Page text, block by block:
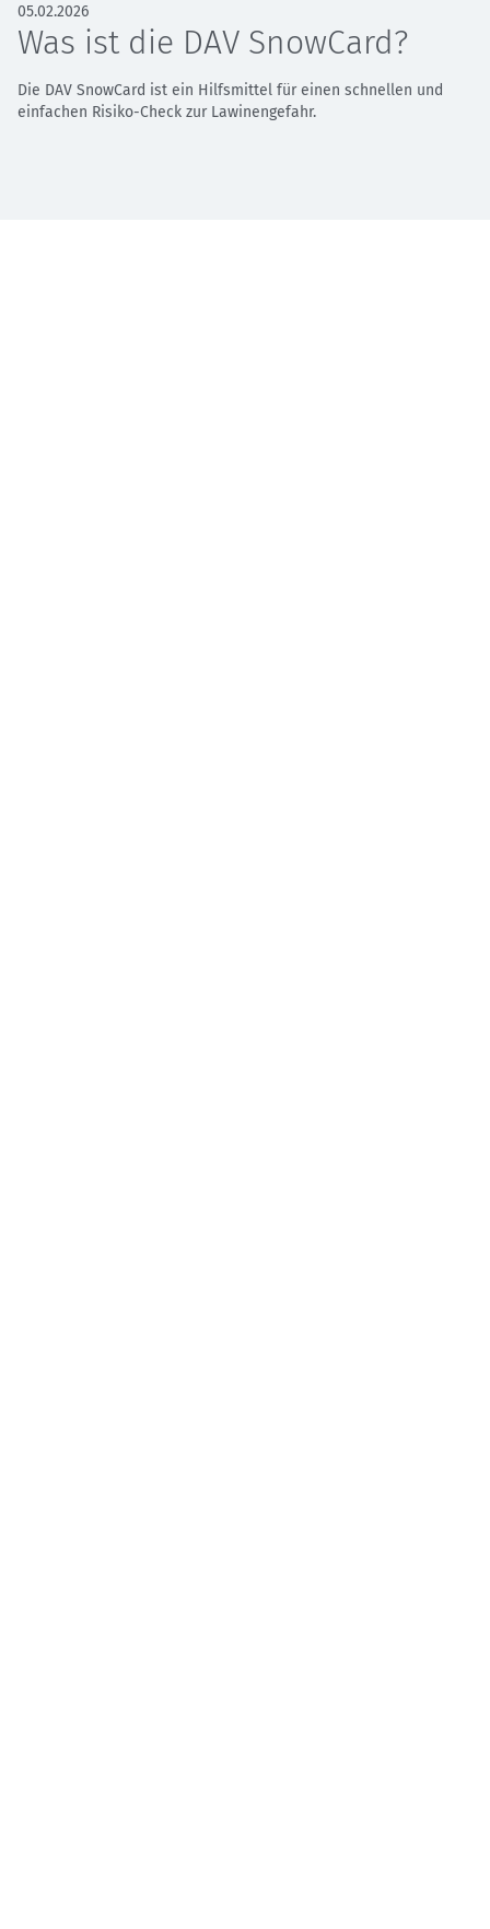
05.02.2026
Was ist die DAV SnowCard?
Die DAV SnowCard ist ein Hilfsmittel für einen schnellen und
einfachen Risiko-Check zur Lawinengefahr.